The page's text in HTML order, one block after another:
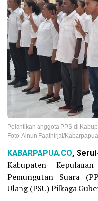
Pelantikan anggota PPS di
Foto: Ainun Faathirjal/
KABARPAPUA.CO, Serui
Kabupaten
Pemungutan Suara
Ulang (PSU) Pilkaga